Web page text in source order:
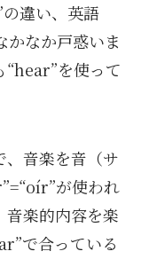
違い、英語
なか戸惑いま
を使って
、音楽を音（サ
が使われ
音楽的内容を楽
で合っている